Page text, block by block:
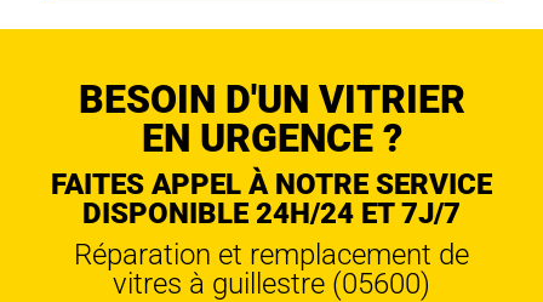
BESOIN D'UN VITRIER
EN URGENCE ?
FAITES APPEL À NOTRE SERVICE
DISPONIBLE 24H/24 ET 7J/7
Réparation et remplacement de
vitres à guillestre (05600)